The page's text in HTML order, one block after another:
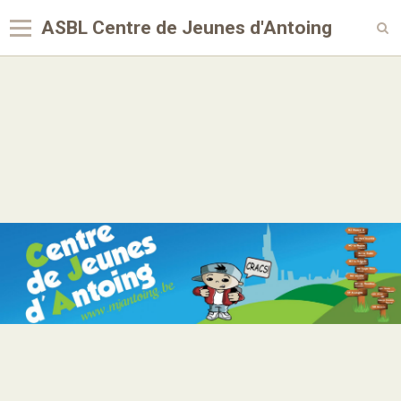
ASBL Centre de Jeunes d'Antoing